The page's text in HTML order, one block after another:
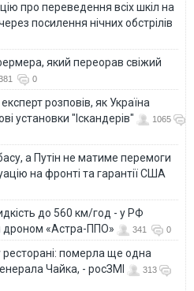
про переведення всіх шкіл на
посилення нічних обстрілів
який переорав свіжий
0
розповів, як Україна
установки "Іскандерів"
1065
а Путін не матиме перемоги
на фронті та гарантії США
до 560 км/год - у РФ
дроном «Астра-ППО»
341 0
ресторані: померла ще одна
Чайка, - росЗМІ
313